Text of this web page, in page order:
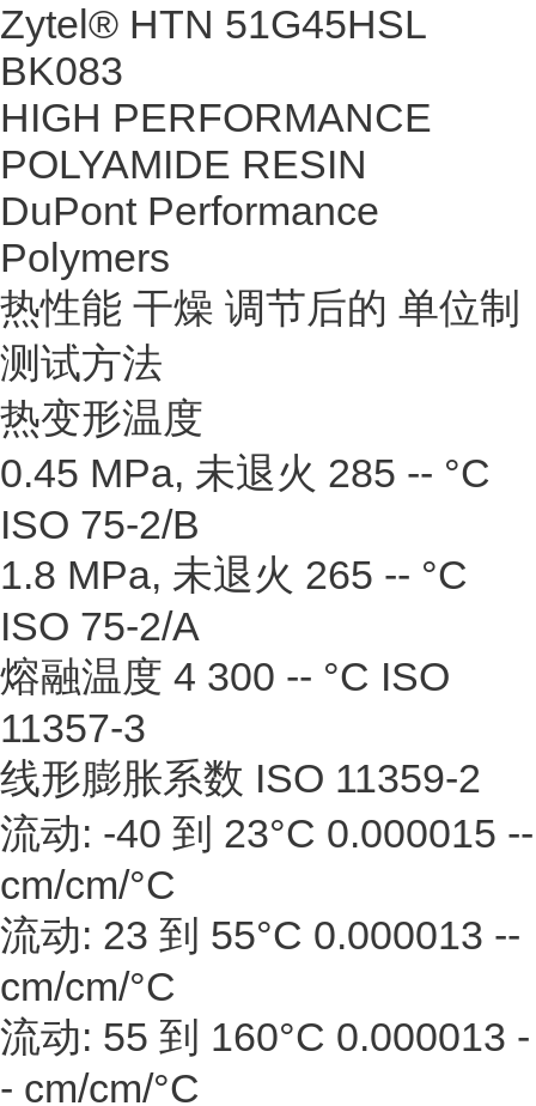
Zytel® HTN 51G45HSL
BK083
HIGH PERFORMANCE
POLYAMIDE RESIN
DuPont Performance
Polymers
热性能 干燥 调节后的 单位制
测试方法
热变形温度
0.45 MPa, 未退火 285 -- °C
ISO 75-2/B
1.8 MPa, 未退火 265 -- °C
ISO 75-2/A
熔融温度 4 300 -- °C ISO
11357-3
线形膨胀系数 ISO 11359-2
流动: -40 到 23°C 0.000015 --
cm/cm/°C
流动: 23 到 55°C 0.000013 --
cm/cm/°C
流动: 55 到 160°C 0.000013 -
- cm/cm/°C